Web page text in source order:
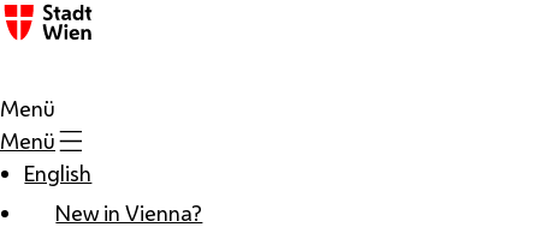
Zum Inhalt
Menü
Menü
English
New in Vienna?